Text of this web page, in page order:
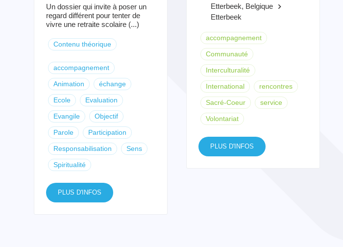
Un dossier qui invite à poser un
regard différent pour tenter de
vivre une retraite scolaire (...)
Contenu théorique
accompagnement
Animation échange
Ecole Evaluation
Evangile Objectif
Parole Participation
Responsabilisation Sens
Spiritualité
PLUS D'INFOS
Etterbeek, Belgique
keyboard_arrow_right
Etterbeek
accompagnement
Communauté
Interculturalité
International rencontres
Sacré-Coeur service
Volontariat
PLUS D'INFOS